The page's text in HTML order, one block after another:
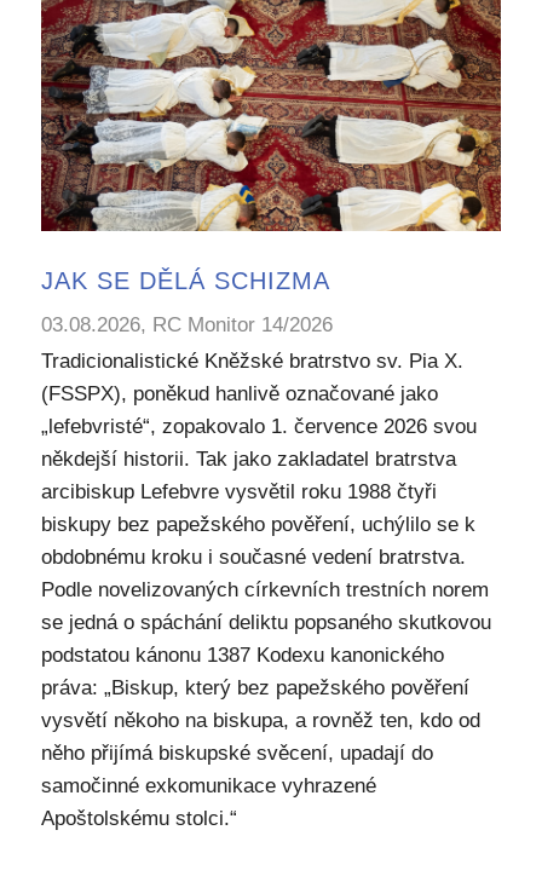
JAK SE DĚLÁ SCHIZMA
03.08.2026, RC Monitor 14/2026
Tradicionalistické Kněžské bratrstvo sv. Pia X.
(FSSPX), poněkud hanlivě označované jako
„lefebvristé“, zopakovalo 1. července 2026 svou
někdejší historii. Tak jako zakladatel bratrstva
arcibiskup Lefebvre vysvětil roku 1988 čtyři
biskupy bez papežského pověření, uchýlilo se k
obdobnému kroku i současné vedení bratrstva.
Podle novelizovaných církevních trestních norem
se jedná o spáchání deliktu popsaného skutkovou
podstatou kánonu 1387 Kodexu kanonického
práva: „Biskup, který bez papežského pověření
vysvětí někoho na biskupa, a rovněž ten, kdo od
něho přijímá biskupské svěcení, upadají do
samočinné exkomunikace vyhrazené
Apoštolskému stolci.“